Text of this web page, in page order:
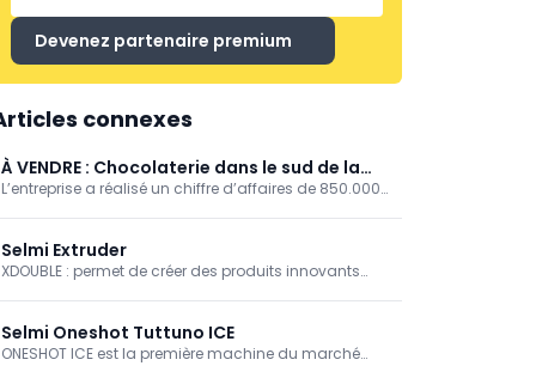
Devenez partenaire premium
connexes
À VENDRE : Chocolaterie dans le sud de la
Flandre-Occidentale
L’entreprise a réalisé un chiffre d’affaires de 850.000
fidèle.
Selmi Extruder
XDOUBLE : permet de créer des produits innovants
combinaison avec des pâtes, ouvrant la porte à des
combinaisons infinies de saveurs et de textures.
Selmi Oneshot Tuttuno ICE
ONESHOT ICE est la première machine du marché